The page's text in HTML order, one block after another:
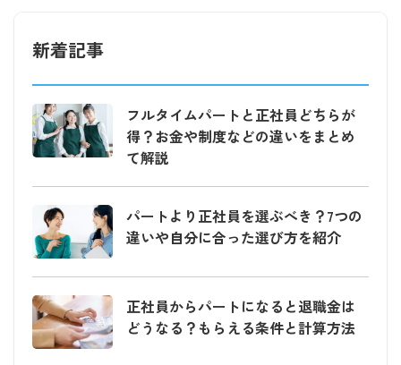
新着記事
フルタイムパートと正社員どちらが
得？お金や制度などの違いをまとめ
て解説
パートより正社員を選ぶべき？7つの
違いや自分に合った選び方を紹介
正社員からパートになると退職金は
どうなる？もらえる条件と計算方法